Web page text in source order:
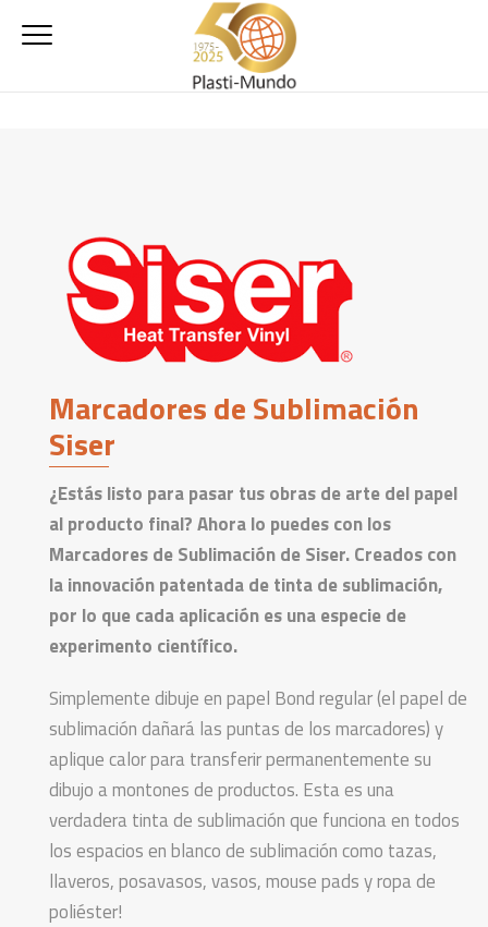
Marcadores de Sublimación
Siser
¿Estás listo para pasar tus obras de arte del papel
al producto final? Ahora lo puedes con los
Marcadores de Sublimación de Siser. Creados con
la innovación patentada de tinta de sublimación,
por lo que cada aplicación es una especie de
experimento científico.
Simplemente dibuje en papel Bond regular (el papel de
sublimación dañará las puntas de los marcadores) y
aplique calor para transferir permanentemente su
dibujo a montones de productos. Esta es una
verdadera tinta de sublimación que funciona en todos
los espacios en blanco de sublimación como tazas,
llaveros, posavasos, vasos, mouse pads y ropa de
poliéster!